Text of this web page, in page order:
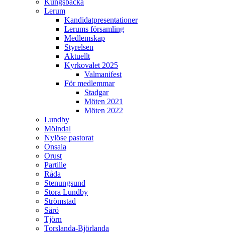
Kungsbacka
Lerum
Kandidatpresentationer
Lerums församling
Medlemskap
Styrelsen
Aktuellt
Kyrkovalet 2025
Valmanifest
För medlemmar
Stadgar
Möten 2021
Möten 2022
Lundby
Mölndal
Nylöse pastorat
Onsala
Orust
Partille
Råda
Stenungsund
Stora Lundby
Strömstad
Särö
Tjörn
Torslanda-Björlanda